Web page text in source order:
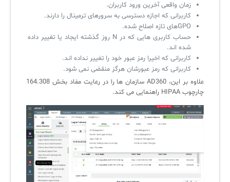
زمان واقعی آخرین ورود کاربران.
کاربرانی که اجازه دسترسی به سرورهای ترمینال را دارند.
GPOهای تازه اصلاح شده.
حساب کاربری هایی که در N روز گذشته ایجاد یا تغییر داده
شده اند.
کاربرانی که اخیرا رمز عبور خود را تغییر نداده اند.
کاربرانی که رمز عبورشان هرگز منقضی نمی شود.
علاوه بر این، AD360 سازمان ها را در رعایت مفاد بخش 164.308
چارچوب HIPAA راهنمایی می کند.